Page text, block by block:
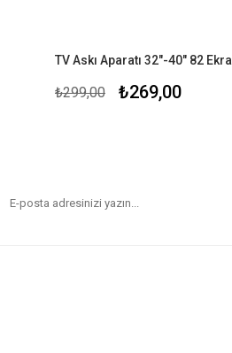
₺269,00
₺299,00